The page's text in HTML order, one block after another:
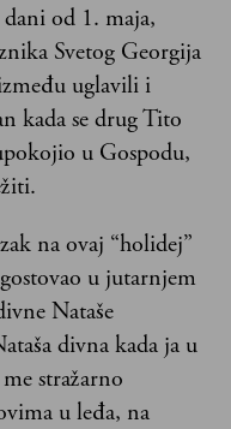
od 1. maja,
Svetog Georgija
uglavili i
kada se drug Tito
u Gospodu,
na ovaj “holidej”
u jutarnjem
Nataše
divna kada ja u
stražarno
u leđa, na